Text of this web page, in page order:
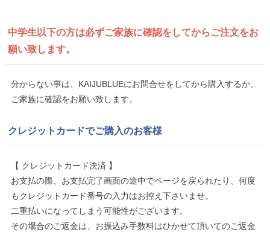
中学生以下の方は必ずご家族に確認をしてから ご注文をお
願い致します。
分からない事は、KAIJUBLUEにお問合せをしてから購入するか、
ご家族に確認をお願い致します。
クレジットカードでご購入のお客様
【 クレジットカード決済 】
お支払の際、お支払完了画面の途中でページを戻られたり、何度
もクレジットカード番号の入力はお控え下さいませ。
二重払いになってしまう可能性がございます。
その場合のご返金は、お振込み手数料はひかせて頂いてのご返金